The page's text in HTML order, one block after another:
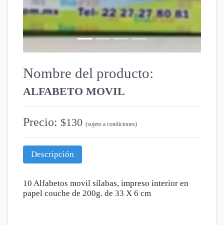
Nombre del producto:
ALFABETO MOVIL
Precio: $130 (sujeto a condiciones)
Descripción
10 Alfabetos movil sílabas, impreso interior en
papel couche de 200g. de 33 X 6 cm